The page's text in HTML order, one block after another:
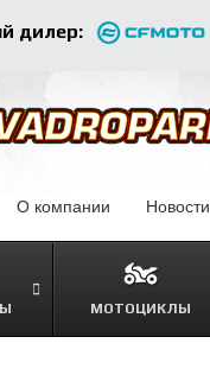
дилер:
О компании Новости
МОТОЦИКЛЫ